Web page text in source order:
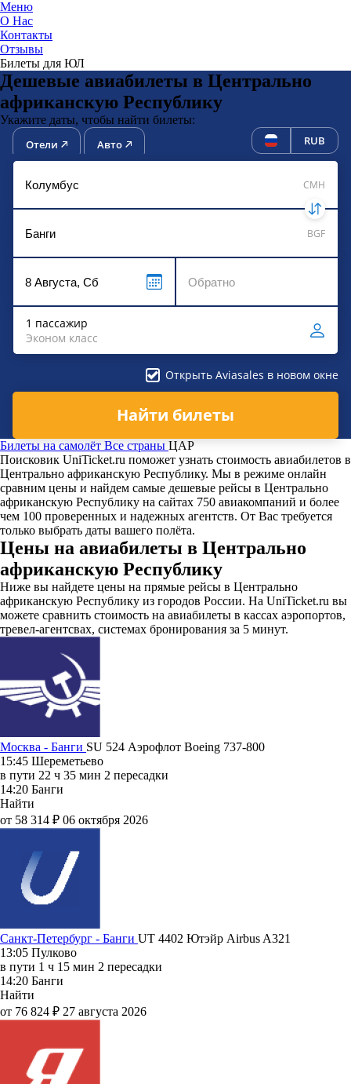
Меню
О Нас
Контакты
Отзывы
Билеты для ЮЛ
Дешевые авиабилеты в Центрально
африканскую Республику
Укажите даты, чтобы найти билеты:
Отели Авто RUB
CMH
BGF
1 пассажир
Эконом класс
Открыть Aviasales в новом окне
Найти билеты
Билеты на самолёт Все страны ЦАР
Поисковик UniTicket.ru поможет узнать стоимость авиабилетов в
Центрально африканскую Республику. Мы в режиме онлайн
сравним цены и найдем самые дешевые рейсы в Центрально
африканскую Республику на сайтах 750 авиакомпаний и более
чем 100 проверенных и надежных агентств. От Вас требуется
только выбрать даты вашего полёта.
Цены на авиабилеты в Центрально
африканскую Республику
Ниже вы найдете цены на прямые рейсы в Центрально
африканскую Республику из городов России. На UniTicket.ru вы
можете сравнить стоимость на авиабилеты в кассах аэропортов,
тревел-агентсвах, системах бронирования за 5 минут.
Москва - Банги SU 524 Аэрофлот Boeing 737-800
15:45 Шереметьево
в пути 22 ч 35 мин 2 пересадки
14:20 Банги
Найти
от 58 314 ₽ 06 октября 2026
Санкт-Петербург - Банги UT 4402 Ютэйр Airbus A321
13:05 Пулково
в пути 1 ч 15 мин 2 пересадки
14:20 Банги
Найти
от 76 824 ₽ 27 августа 2026